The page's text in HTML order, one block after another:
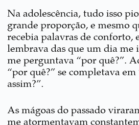
Na adolescência, tudo isso
grande proporção, e mesmo
recebia palavras de conforto,
lembrava das que um dia me
me perguntava “por quê?”.
“por quê?” se completava
assim?”.
As mágoas do passado
me atormentavam